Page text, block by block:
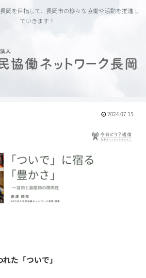
岡を目指して、長岡市の様々な協働や活動を推進し
ていきます！
2024.07.15
た「ついで」